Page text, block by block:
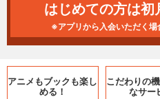
はじめての方は初
※アプリから入会いただく
アニメもブックも楽し
める！
こだわりの
なサー